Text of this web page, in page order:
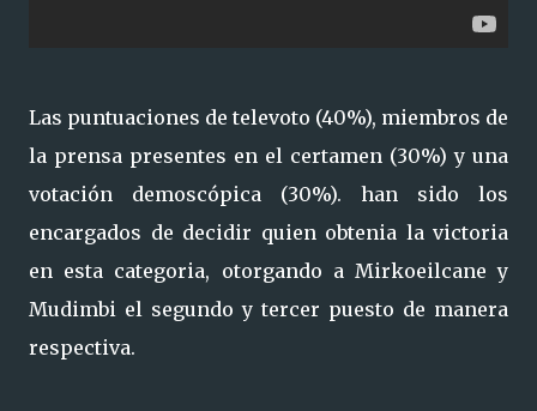
Las puntuaciones de televoto (40%), miembros de
la prensa presentes en el certamen (30%) y una
votación demoscópica (30%). han sido los
encargados de decidir quien obtenia la victoria
en esta categoria, otorgando a Mirkoeilcane y
Mudimbi el segundo y tercer puesto de manera
respectiva.